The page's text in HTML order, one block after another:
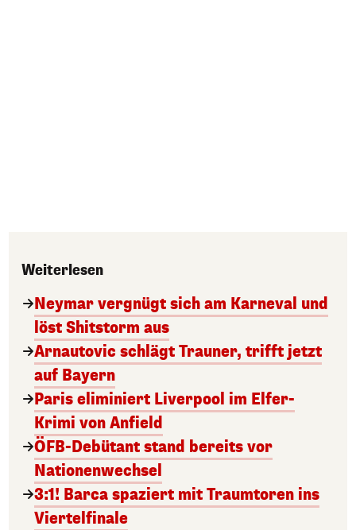
Weiterlesen
Neymar vergnügt sich am Karneval und
löst Shitstorm aus
Arnautovic schlägt Trauner, trifft jetzt
auf Bayern
Paris eliminiert Liverpool im Elfer-
Krimi von Anfield
ÖFB-Debütant stand bereits vor
Nationenwechsel
3:1! Barca spaziert mit Traumtoren ins
Viertelfinale